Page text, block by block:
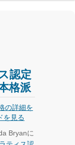
認定
格派
の詳細を
を見る
Bryanに